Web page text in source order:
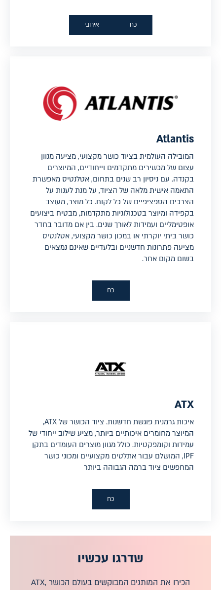
כח אירובי
Atlantis
המובילה העולמית בציוד כושר מקצועי, מציעה מגוון
עצום של מכשירים מתקדמים וייחודיים, המיוצרים
בקנדה. עם ניסיון רב שנים בתחום, אטלנטיס מאפשרת
התאמה אישית מלאה של הציוד, על מנת לענות על
הצרכים הספציפיים של כל לקוח. כל מוצר, מעוצב
בקפידה ומיוצר בטכנולוגיות מתקדמות, מבטיח ביצועים
אופטימליים ועמידות לאורך שנים. בין אם מדובר בחדר
כושר ביתי יוקרתי או במכון כושר מקצועי, אטלנטיס
מציעה פתרונות חדשניים ובלעדיים שאינם נמצאים
בשום מקום אחר.
כח
ATX
איכות גרמנית פוגשת חדשנות. ציוד הכושר של ATX,
המיוצר מחומרים איכותיים ביותר, מציע שילוב ייחודי של
עמידות וקומפקטיות. כולל מגוון מוצרים העומדים בתקן
IPF, המושלם עבור אתלטים מקצועיים ומכוני כושר
המחפשים ציוד ברמה הגבוהה ביותר
כח
שדרגו עכשיו
הכירו את המותגים המבוקשים בעולם הכושר ATX,